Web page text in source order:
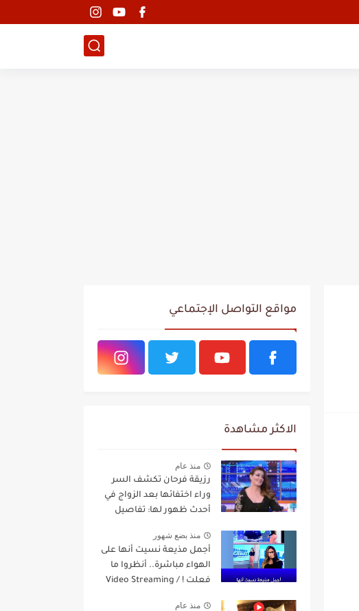
مواقع التواصل الإجتماعي
الاكثر مشاهدة
منذ عام
رزيقة فرحان تكشف السر
وراء اختفائها بعد الزواج في
أحدث ظهور لها: تفاصيل
منذ بضع شهور
أجمل مذيعة نسيت أنها على
الهواء مباشرة.. أنظروا ما
فعلت ! / Video Streaming
منذ عام